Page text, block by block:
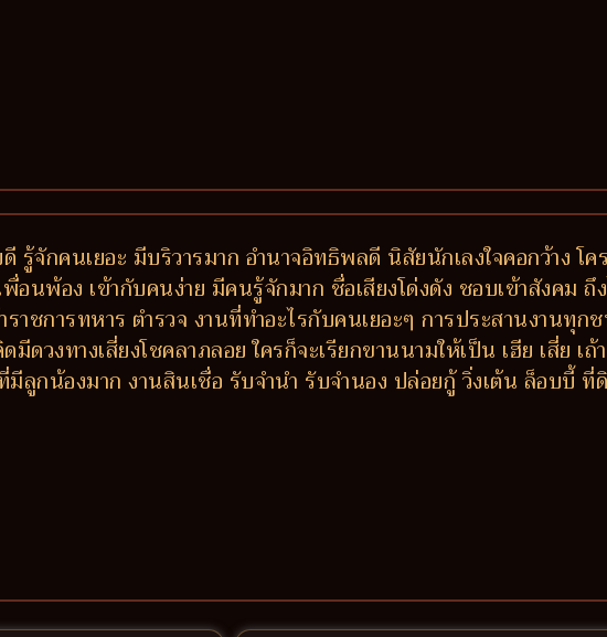
รู้จักคนเยอะ มีบริวารมาก อำนาจอิทธิพลดี นิสัยนักเลงใจคอกว้าง โ
นพ้อง เข้ากับคนง่าย มีคนรู้จักมาก ชื่อเสียงโด่งดัง ชอบเข้าสังคม ถึ
าชการทหาร ตำรวจ งานที่ทำอะไรกับคนเยอะๆ การประสานงานทุก
ดวงทางเสี่ยงโชคลาภลอย ใครก็จะเรียกขานนามให้เป็น เฮีย เสี่ย เ
มีลูกน้องมาก งานสินเชื่อ รับจำนำ รับจำนอง ปล่อยกู้ วิ่งเต้น ล็อบบี้